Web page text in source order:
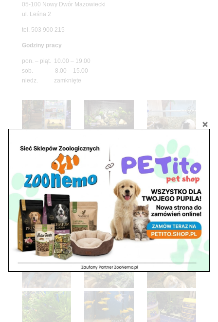
05-100 Nowy Dwór Mazowiecki
ul. Leśna 2
tel. 503 900 215
Godziny pracy
pon. – piąt. 10.00 – 19.00
sob. 8.00 – 15.00
niedz. zamknięte